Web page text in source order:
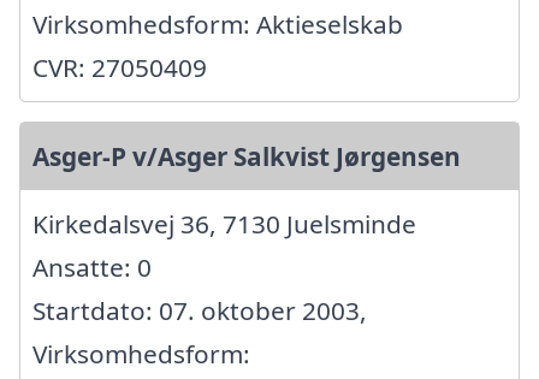
Virksomhedsform: Aktieselskab
CVR: 27050409
Asger-P v/Asger Salkvist Jørgensen
Kirkedalsvej 36, 7130 Juelsminde
Ansatte: 0
Startdato: 07. oktober 2003,
Virksomhedsform: